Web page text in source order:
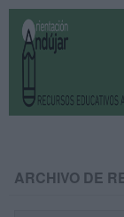
ARCHIVO DE